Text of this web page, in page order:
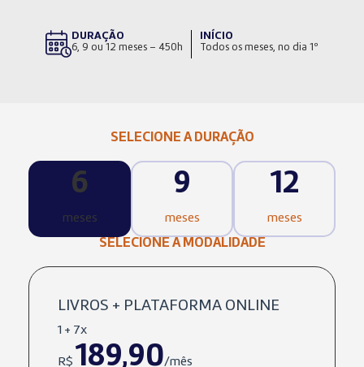
DURAÇÃO
6, 9 ou 12 meses – 450h
INÍCIO
Todos os meses, no dia 1º
SELECIONE A DURAÇÃO
6
meses
9
meses
12
meses
SELECIONE A MODALIDADE
LIVROS + PLATAFORMA ONLINE
1 + 7x
R$ 189,90/mês